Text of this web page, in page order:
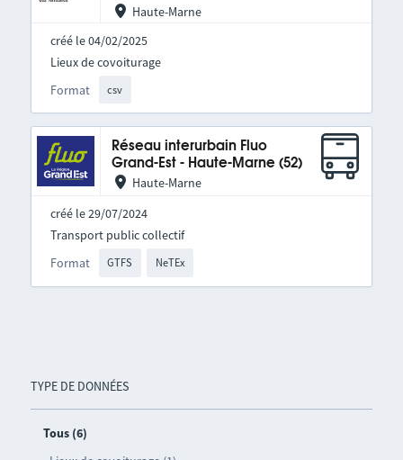
TYPE DE DONNÉES
Tous (6)
Haute-Marne
créé le 04/02/2025
Format csv
Lieux de covoiturage
Réseau interurbain Fluo
Grand-Est - Haute-Marne (52)
Haute-Marne
créé le 29/07/2024
Format GTFS NeTEx
Transport public collectif